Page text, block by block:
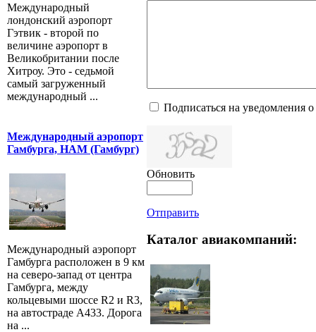
Международный
лондонский аэропорт
Гэтвик - второй по
величине аэропорт в
Великобритании после
Хитроу. Это - седьмой
самый загруженный
международный ...
Международный аэропорт
Гамбурга, HAM (Гамбург)
Международный аэропорт
Гамбурга расположен в 9 км
на северо-запад от центра
Гамбурга, между
кольцевыми шоссе R2 и R3,
на автостраде A433. Дорога
на ...
Подписаться на уведомления
Обновить
Отправить
Каталог авиакомпаний: